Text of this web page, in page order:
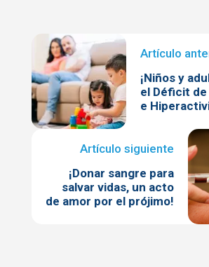
¡Niños y
el Déficit
e
¡Donar sangre para
salvar vidas, un acto
de amor por el prójimo!